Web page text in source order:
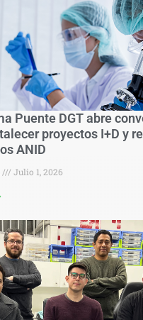
Puente DGT abre
proyectos I+D y
ANID
Julio 1, 2026